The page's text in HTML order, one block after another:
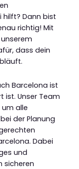
hilft? Dann bist
richtig! Mit
dass dein
Barcelona ist
ist. Unser Team
alle
der Planung
Dabei
und
sicheren